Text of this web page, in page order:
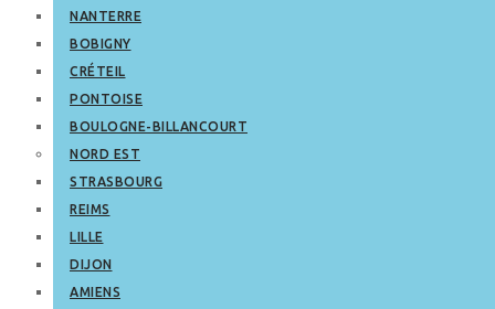
NANTERRE
BOBIGNY
CRÉTEIL
PONTOISE
BOULOGNE-BILLANCOURT
NORD EST
STRASBOURG
REIMS
LILLE
DIJON
AMIENS